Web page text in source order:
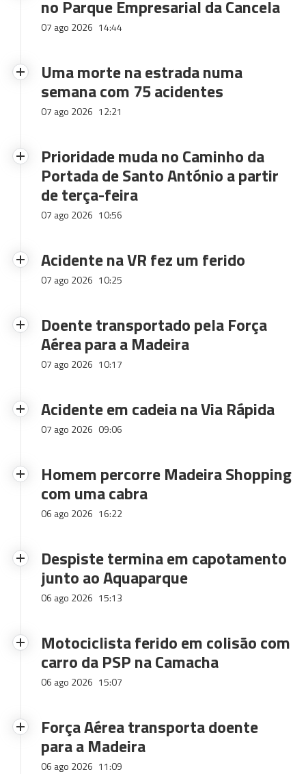
no Parque Empresarial da Cancela
07 ago 2026 14:44
Uma morte na estrada numa
semana com 75 acidentes
07 ago 2026 12:21
Prioridade muda no Caminho da
Portada de Santo António a partir
de terça-feira
07 ago 2026 10:56
Acidente na VR fez um ferido
07 ago 2026 10:25
Doente transportado pela Força
Aérea para a Madeira
07 ago 2026 10:17
Acidente em cadeia na Via Rápida
07 ago 2026 09:06
Homem percorre Madeira Shopping
com uma cabra
06 ago 2026 16:22
Despiste termina em capotamento
junto ao Aquaparque
06 ago 2026 15:13
Motociclista ferido em colisão com
carro da PSP na Camacha
06 ago 2026 15:07
Força Aérea transporta doente
para a Madeira
06 ago 2026 11:09